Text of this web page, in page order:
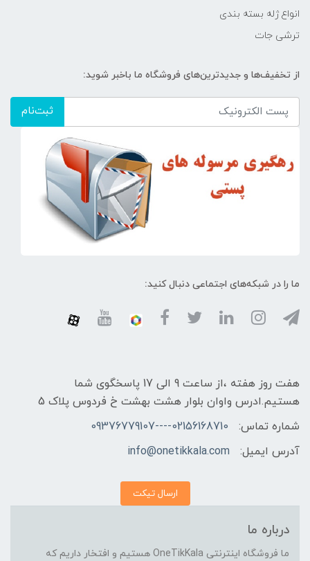
انواع ژله بسته بندی
ترشی جات
از تخفیف‌ها و جدیدترین‌های فروشگاه ما باخبر شوید:
ثبت‌نام
ما را در شبکه‌های اجتماعی دنبال کنید:
هفت روز هفته ،از ساعت 9 الی 17 پاسخگوی شما
هستیم.ادرس واوان بلوار هشت بهشت خ فردوس پلاک 5
شماره تماس:
02156168710----09376779107
آدرس ایمیل:
info@onetikkala.com
ارسال تیکت
درباره ما
ما فروشگاه اینترنتی OneTikKala هستیم و افتخار داریم که